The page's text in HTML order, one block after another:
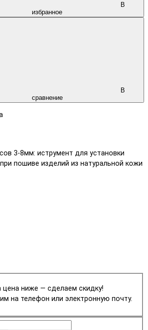
В
избранное
В
сравнение
3-8мм: иструмент для установки
пошиве изделий из натуральной кожи
цена ниже — сделаем скидку!
на телефон или электронную почту.